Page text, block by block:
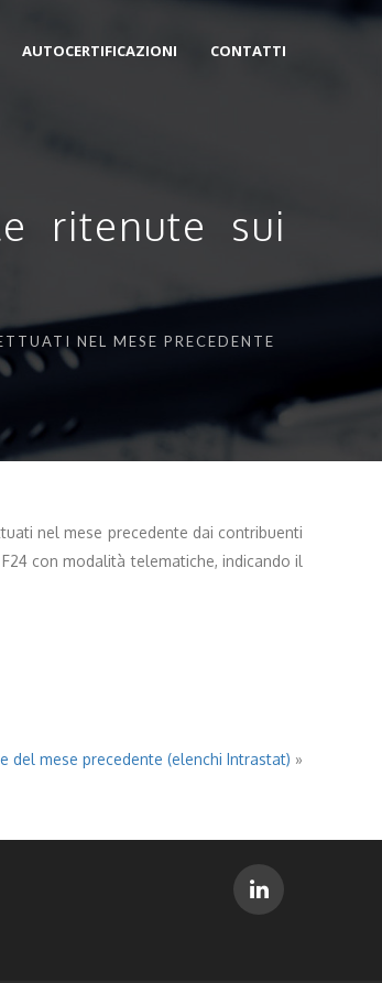
AUTOCERTIFICAZIONI CONTATTI
ritenute sui
NEL MESE PRECEDENTE
nel mese precedente dai contribuenti
con modalità telematiche, indicando il
del mese precedente (elenchi Intrastat) »